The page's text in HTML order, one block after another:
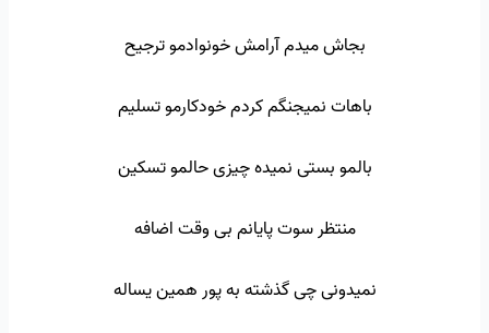
بجاش میدم آرامش خونوادمو ترجیح
باهات نمیجنگم کردم خودکارمو تسلیم
بالمو بستی نمیده چیزی حالمو تسکین
منتظر سوت پایانم بی وقت اضافه
نمیدونی چی گذشته به پور همین یساله